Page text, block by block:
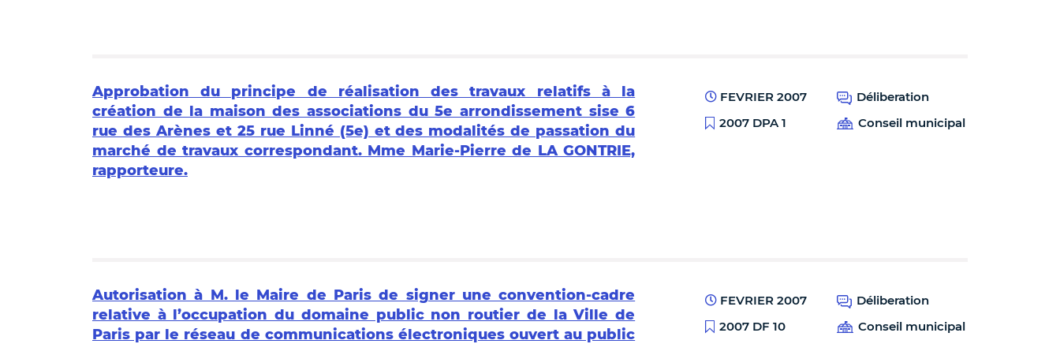
Approbation du principe de réalisation des travaux relatifs à la
création de la maison des associations du 5e arrondissement sise 6
rue des Arènes et 25 rue Linné (5e) et des modalités de passation du
marché de travaux correspondant. Mme Marie-Pierre de LA GONTRIE,
rapporteure.
FEVRIER 2007
Déliberation
2007 DPA 1
Conseil municipal
Autorisation à M. le Maire de Paris de signer une convention-cadre
relative à l’occupation du domaine public non routier de la Ville de
Paris par le réseau de communications électroniques ouvert au public
FEVRIER 2007
Déliberation
2007 DF 10
Conseil municipal